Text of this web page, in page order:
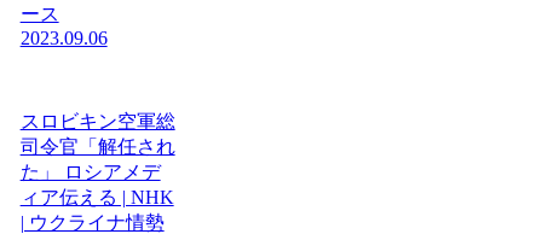
ース
2023.09.06
スロビキン空軍総
司令官「解任され
た」 ロシアメデ
ィア伝える | NHK
| ウクライナ情勢